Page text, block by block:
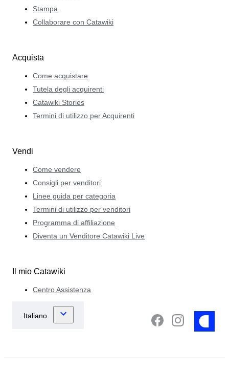
Stampa
Collaborare con Catawiki
Acquista
Come acquistare
Tutela degli acquirenti
Catawiki Stories
Termini di utilizzo per Acquirenti
Vendi
Come vendere
Consigli per venditori
Linee guida per categoria
Termini di utilizzo per venditori
Programma di affiliazione
Diventa un Venditore Catawiki Live
Il mio Catawiki
Centro Assistenza